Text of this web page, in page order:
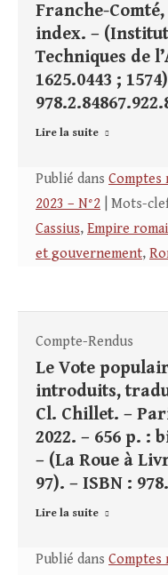
Franche-
index. –
Techniques de
1625.0443 ;
Lire la suite
Publié dans Comptes
2023 – N°2 | Mots-
Cassius, Empire
et gouvernement,
Compte-Rendus
Le Vote
introduits,
Cl. Chillet. –
2022. – 656 p. :
– (La Roue à
97). – ISBN :
Lire la suite
Publié dans Comptes